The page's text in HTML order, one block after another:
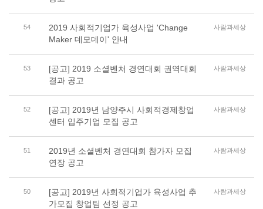
54
2019 사회적기업가 육성사업 'Change
Maker 데모데이' 안내
사람과세상
53
[공고] 2019 소셜벤처 경연대회 권역대회
결과 공고
사람과세상
52
[공고] 2019년 남양주시 사회적경제창업
센터 입주기업 모집 공고
사람과세상
51
2019년 소셜벤처 경연대회 참가자 모집
연장 공고
사람과세상
50
[공고] 2019년 사회적기업가 육성사업 추
가모집 창업팀 선정 공고
사람과세상